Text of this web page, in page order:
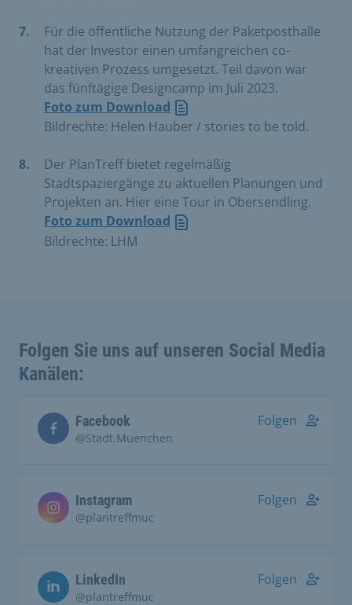
Für die öffentliche Nutzung der Paketposthalle
hat der Investor einen umfangreichen co-
kreativen Prozess umgesetzt. Teil davon war
das fünftägige Designcamp im Juli 2023.
Foto zum Download
Bildrechte: Helen Hauber / stories to be told.
Der PlanTreff bietet regelmäßig
Stadtspaziergänge zu aktuellen Planungen und
Projekten an. Hier eine Tour in Obersendling.
Foto zum Download
Bildrechte: LHM
Folgen Sie uns auf unseren Social Media
Kanälen:
Facebook
@Stadt.Muenchen
Folgen
Instagram
@plantreffmuc
Folgen
LinkedIn
@plantreffmuc
Folgen